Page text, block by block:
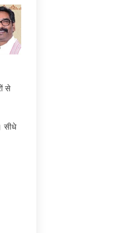
से
सीधे